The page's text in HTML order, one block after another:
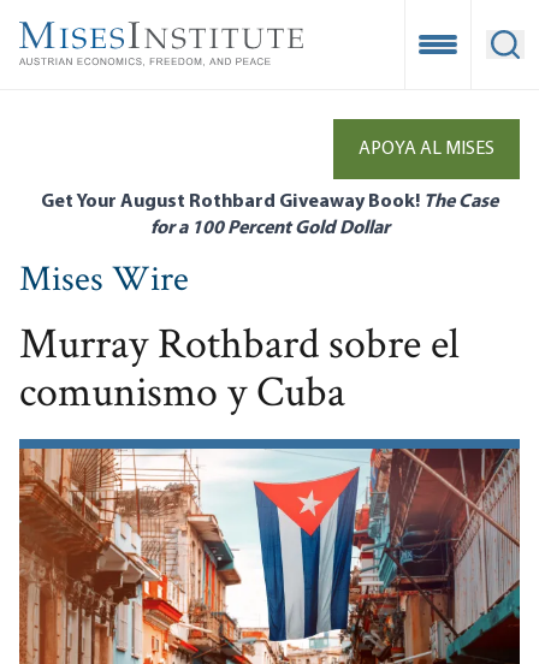
main
Open
APOYA AL MISES
Get Your August Rothbard Giveaway Book! The Case
for a 100 Percent Gold Dollar
Mises Wire
Murray Rothbard sobre el
comunismo y Cuba